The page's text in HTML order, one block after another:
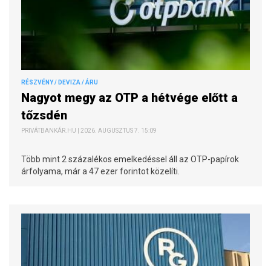
RÉSZVÉNY / DEVIZA / ÁRU
Nagyot megy az OTP a hétvége előtt a
tőzsdén
PRIVÁTBANKÁR.HU | 2026. AUGUSZTUS 7. 15:09
Több mint 2 százalékos emelkedéssel áll az OTP-papírok
árfolyama, már a 47 ezer forintot közelíti.